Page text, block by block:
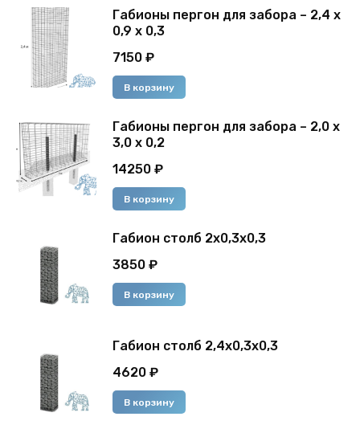
Габионы пергон для забора – 2,4 х
0,9 х 0,3
7150 ₽
В корзину
Габионы пергон для забора – 2,0 х
3,0 х 0,2
14250 ₽
В корзину
Габион столб 2x0,3x0,3
3850 ₽
В корзину
Габион столб 2,4x0,3x0,3
4620 ₽
В корзину